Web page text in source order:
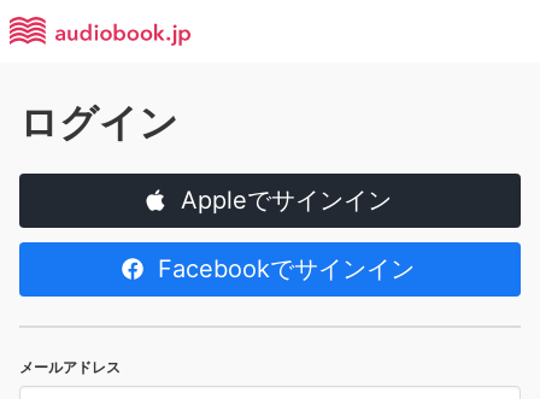
ログイン
Appleでサインイン
Facebookでサインイン
メールアドレス